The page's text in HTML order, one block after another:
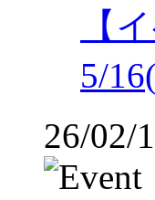
【
5/
26/02/